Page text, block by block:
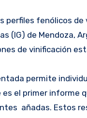
perfiles fenólicos de
(IG) de Mendoza,
de vinificación
permite
es el primer informe
añadas. Estos